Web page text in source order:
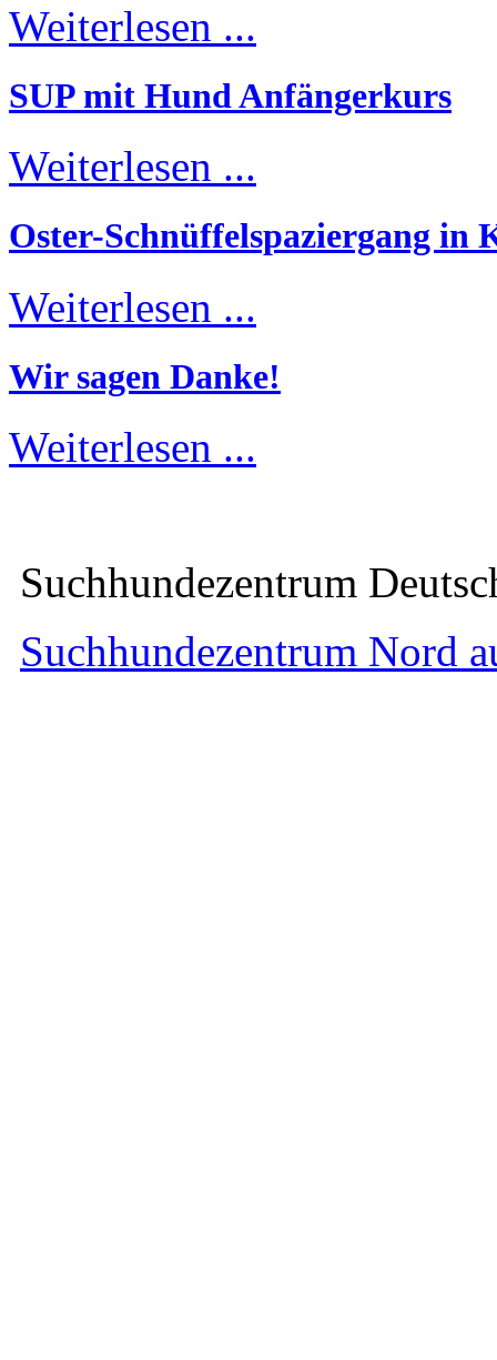
Weiterlesen ...
SUP mit Hund Anfängerkurs
Weiterlesen ...
Oster-Schnüffelspaziergang in
Weiterlesen ...
Wir sagen Danke!
Weiterlesen ...
Suchhundezentrum
Suchhundezentrum Nord